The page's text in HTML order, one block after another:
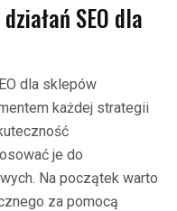
SEO dla
dla sklepów
każdej strategii
je do
Na początek warto
za pomocą